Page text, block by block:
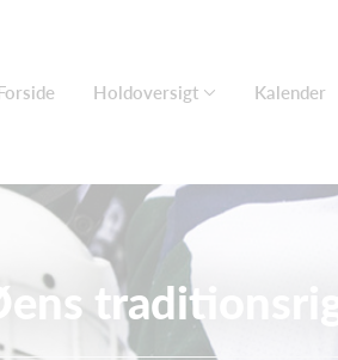
Holdoversigt Kalender
Øens